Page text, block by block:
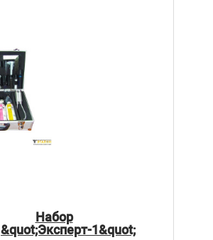
Набор
&quot;Эксперт-1&quot;